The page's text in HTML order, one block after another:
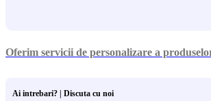
Oferim servicii de personalizare a
Ai intrebari? | Discuta cu noi